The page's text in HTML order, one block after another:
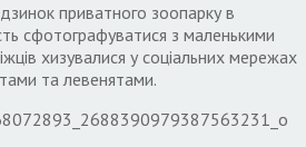
приватного зоопарку в
сфотографуватися з маленькими
хизувалися у соціальних мережах
та левенятами.